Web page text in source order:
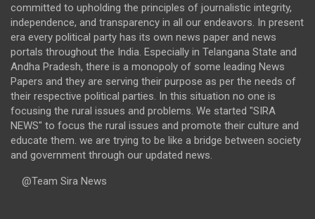
committed to upholding the principles of journalistic integrity,
independence, and transparency in all our endeavors. In present
era every political party has its own news paper and news
portals throughout the India. Especially in Telangana State and
Andha Pradesh, there is a monopoly of some leading News
Papers and they are serving their purpose as per the needs of
their respective political parties. In this situation no one is
focusing the rural issues and problems. We started "SIRA
NEWS" to focus the rural issues and promote their culture and
educate them. we are trying to be like a bridge between society
and government through our updated news.
@Team Sira News